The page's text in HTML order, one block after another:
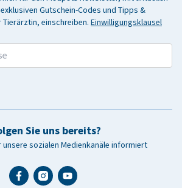
Gutschein-Codes und Tipps &
einschreiben. Einwilligungsklausel
Sie uns bereits?
unsere sozialen Medienkanäle informiert